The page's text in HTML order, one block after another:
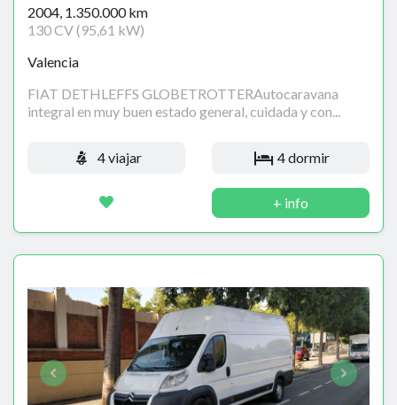
2004, 1.350.000 km
130 CV (95,61 kW)
Valencia
FIAT DETHLEFFS GLOBETROTTERAutocaravana
integral en muy buen estado general, cuidada y con...
4 viajar 4 dormir
+ info